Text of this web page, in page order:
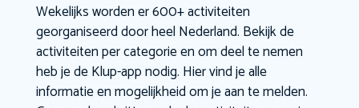
Wekelijks worden er 600+ activiteiten
georganiseerd door heel Nederland. Bekijk de
activiteiten per categorie en om deel te nemen
heb je de Klup-app nodig. Hier vind je alle
informatie en mogelijkheid om je aan te melden.